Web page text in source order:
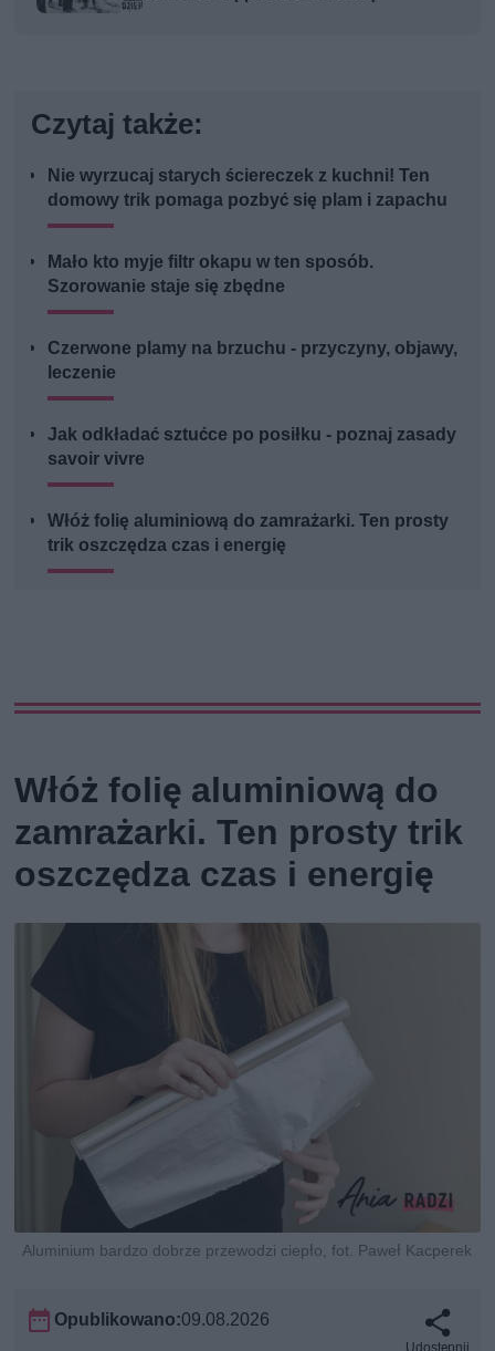
Czytaj także:
Nie wyrzucaj starych ściereczek z kuchni! Ten
domowy trik pomaga pozbyć się plam i zapachu
Mało kto myje filtr okapu w ten sposób.
Szorowanie staje się zbędne
Czerwone plamy na brzuchu - przyczyny, objawy,
leczenie
Jak odkładać sztućce po posiłku - poznaj zasady
savoir vivre
Włóż folię aluminiową do zamrażarki. Ten prosty
trik oszczędza czas i energię
Włóż folię aluminiową do
zamrażarki. Ten prosty trik
oszczędza czas i energię
Aluminium bardzo dobrze przewodzi ciepło, fot. Paweł Kacperek
Opublikowano:09.08.2026